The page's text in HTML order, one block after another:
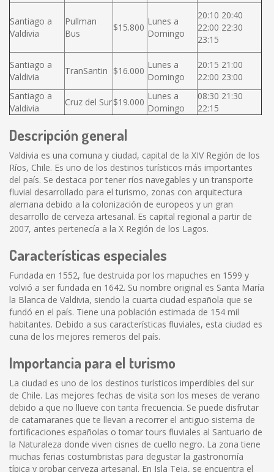
Santiago a
Valdivia
Pullman
Bus
$15.800
Lunes a
Domingo
20:10 20:40
22:00 22:30
23:15
Santiago a
Valdivia
TranSantin $16.000
Lunes a
Domingo
20:15 21:00
22:00 23:00
Santiago a
Valdivia
Cruz del Sur$19.000
Lunes a
Domingo
08:30 21:30
22:15
Descripción general
Valdivia es una comuna y ciudad, capital de la XIV Región de los
Ríos, Chile. Es uno de los destinos turísticos más importantes
del país. Se destaca por tener ríos navegables y un transporte
fluvial desarrollado para el turismo, zonas con arquitectura
alemana debido a la colonización de europeos y un gran
desarrollo de cerveza artesanal. Es capital regional a partir de
2007, antes pertenecía a la X Región de los Lagos.
Características especiales
Fundada en 1552, fue destruida por los mapuches en 1599 y
volvió a ser fundada en 1642. Su nombre original es Santa María
la Blanca de Valdivia, siendo la cuarta ciudad española que se
fundó en el país. Tiene una población estimada de 154 mil
habitantes. Debido a sus características fluviales, esta ciudad es
cuna de los mejores remeros del país.
Importancia para el turismo
La ciudad es uno de los destinos turísticos imperdibles del sur
de Chile. Las mejores fechas de visita son los meses de verano
debido a que no llueve con tanta frecuencia. Se puede disfrutar
de catamaranes que te llevan a recorrer el antiguo sistema de
fortificaciones españolas o tomar tours fluviales al Santuario de
la Naturaleza donde viven cisnes de cuello negro. La zona tiene
muchas ferias costumbristas para degustar la gastronomía
típica y probar cerveza artesanal. En Isla Teja, se encuentra el